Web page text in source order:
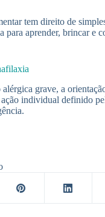
tem direito de
para aprender, brincar e
grave, a
individual definido